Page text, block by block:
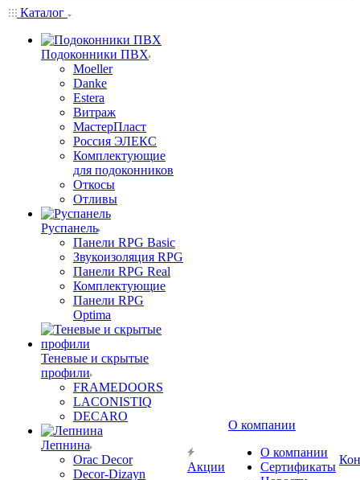
Каталог
Подоконники ПВХ
Moeller
Danke
Estera
Витраж
МастерПласт
Россия ЭЛЕКС
Комплектующие
для подоконников
Откосы
Отливы
Руспанель
Панели RPG Basic
Звукоизоляция RPG
Панели RPG Real
Комплектующие
Панели RPG
Optima
Теневые и скрытые
профили
FRAMEDOORS
LACONISTIQ
DECARO
Лепнина
Orac Decor
Decor-Dizayn
Акции
О компании
О компании
Сертификаты